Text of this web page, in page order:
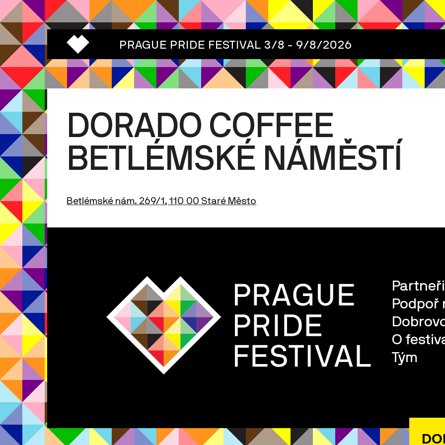
PRAGUE PRIDE FESTIVAL 3/8 - 9/8/2026
DORADO COFFEE
BETLÉMSKÉ NÁMĚSTÍ
Betlémské nám. 269/1, 110 00 Staré Město
Podpoř
O
Tým